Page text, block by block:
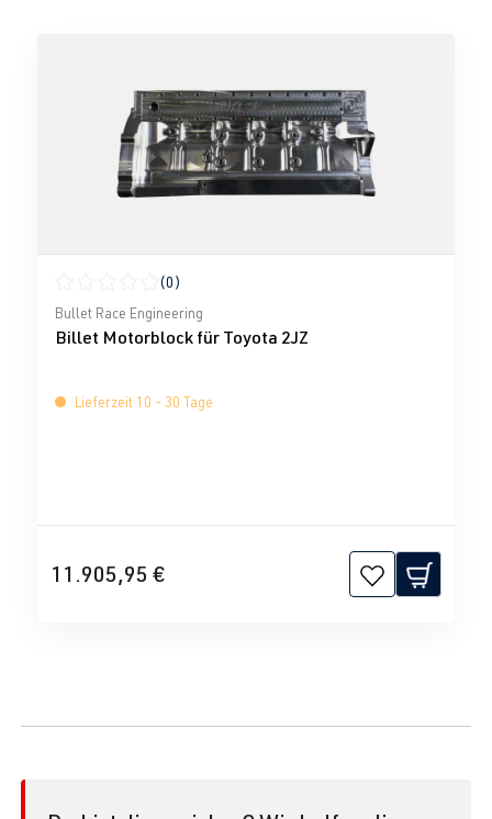
Durchschnittliche Bewertung von 0 von 5 Sternen
(0)
Bullet Race Engineering
Billet Motorblock für Toyota 2JZ
Lieferzeit 10 - 30 Tage
11.905,95 €